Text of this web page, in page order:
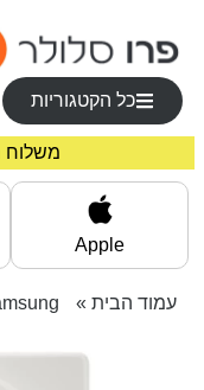
כל הקטגוריות
משלוח
Apple
עמוד הבית »